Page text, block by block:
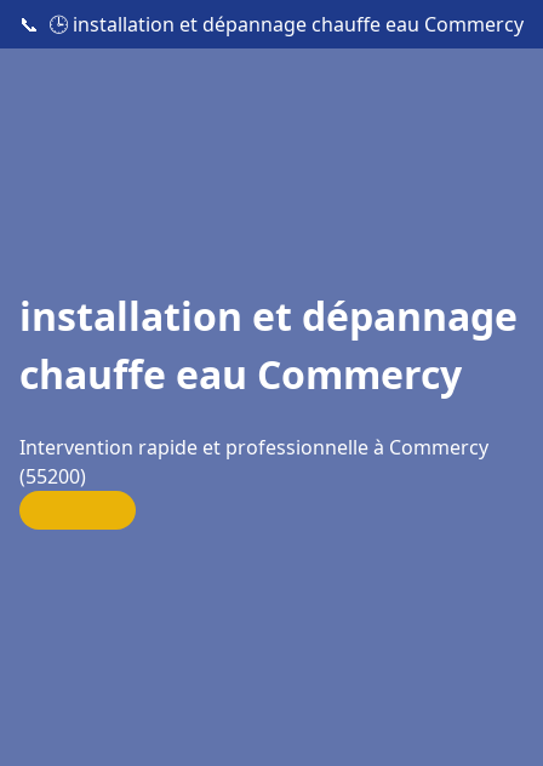
📞 🕒 installation et dépannage chauffe eau Commercy
installation et dépannage
chauffe eau Commercy
Intervention rapide et professionnelle à Commercy
(55200)